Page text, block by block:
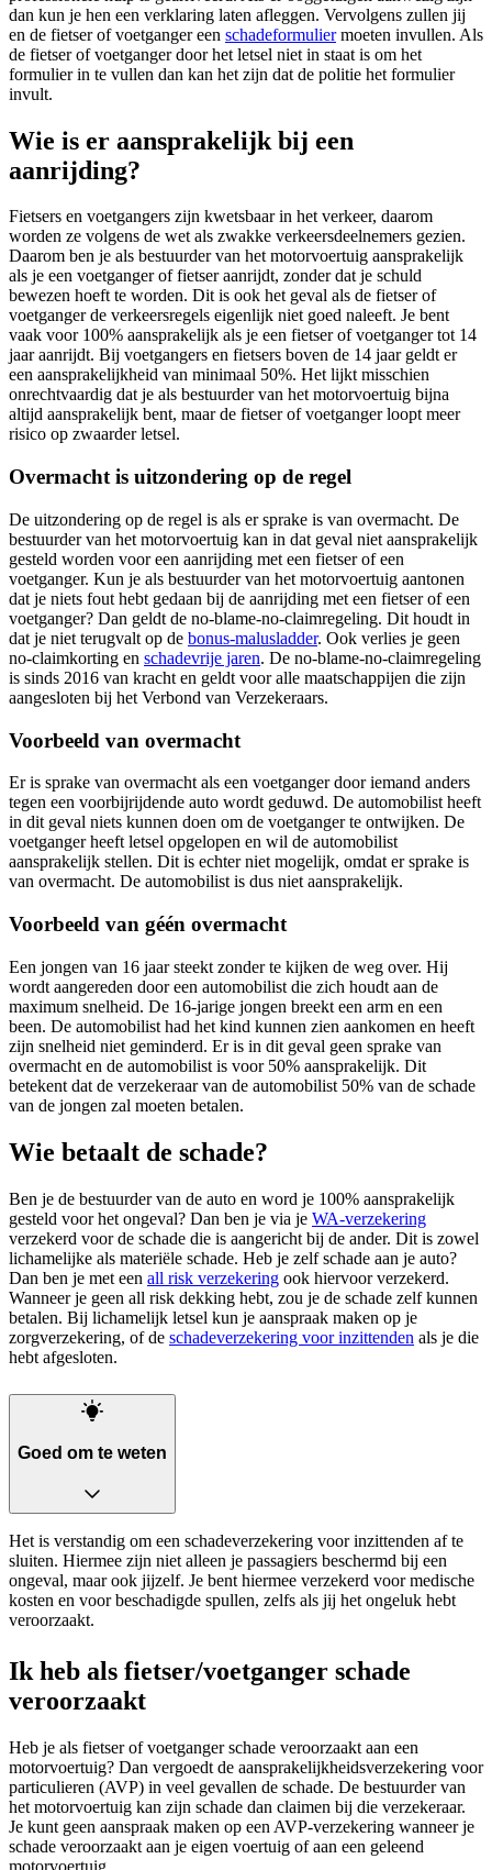
dan kun je hen een verklaring laten afleggen. Vervolgens zullen jij
en de fietser of voetganger een schadeformuliermoeten invullen. Als
de fietser of voetganger door het letsel niet in staat is om het
formulier in te vullen dan kan het zijn dat de politie het formulier
invult.
Wie is er aansprakelijk bij een
aanrijding?
Fietsers en voetgangers zijn kwetsbaar in het verkeer, daarom
worden ze volgens de wet als zwakke verkeersdeelnemers gezien.
Daarom ben je als bestuurder van het motorvoertuig aansprakelijk
als je een voetganger of fietser aanrijdt, zonder dat je schuld
bewezen hoeft te worden. Dit is ook het geval als de fietser of
voetganger de verkeersregels eigenlijk niet goed naleeft. Je bent
vaak voor 100% aansprakelijk als je een fietser of voetganger tot 14
jaar aanrijdt. Bij voetgangers en fietsers boven de 14 jaar geldt er
een aansprakelijkheid van minimaal 50%. Het lijkt misschien
onrechtvaardig dat je als bestuurder van het motorvoertuig bijna
altijd aansprakelijk bent, maar de fietser of voetganger loopt meer
risico op zwaarder letsel.
Overmacht is uitzondering op de regel
De uitzondering op de regel is als er sprake is van overmacht. De
bestuurder van het motorvoertuig kan in dat geval niet aansprakelijk
gesteld worden voor een aanrijding met een fietser of een
voetganger. Kun je als bestuurder van het motorvoertuig aantonen
dat je niets fout hebt gedaan bij de aanrijding met een fietser of een
voetganger? Dan geldt de no-blame-no-claimregeling. Dit houdt in
dat je niet terugvalt op de bonus-malusladder. Ook verlies je geen
no-claimkorting en schadevrije jaren. De no-blame-no-claimregeling
is sinds 2016 van kracht en geldt voor alle maatschappijen die zijn
aangesloten bij het Verbond van Verzekeraars.
Voorbeeld van overmacht
Er is sprake van overmacht als een voetganger door iemand anders
tegen een voorbijrijdende auto wordt geduwd. De automobilist heeft
in dit geval niets kunnen doen om de voetganger te ontwijken. De
voetganger heeft letsel opgelopen en wil de automobilist
aansprakelijk stellen. Dit is echter niet mogelijk, omdat er sprake is
van overmacht. De automobilist is dus niet aansprakelijk.
Voorbeeld van géén overmacht
Een jongen van 16 jaar steekt zonder te kijken de weg over. Hij
wordt aangereden door een automobilist die zich houdt aan de
maximum snelheid. De 16-jarige jongen breekt een arm en een
been. De automobilist had het kind kunnen zien aankomen en heeft
zijn snelheid niet geminderd. Er is in dit geval geen sprake van
overmacht en de automobilist is voor 50% aansprakelijk. Dit
betekent dat de verzekeraar van de automobilist 50% van de schade
van de jongen zal moeten betalen.
Wie betaalt de schade?
Ben je de bestuurder van de auto en word je 100% aansprakelijk
gesteld voor het ongeval? Dan ben je via je WA-verzekering
verzekerd voor de schade die is aangericht bij de ander. Dit is zowel
lichamelijke als materiële schade. Heb je zelf schade aan je auto?
Dan ben je met een all risk verzekering ook hiervoor verzekerd.
Wanneer je geen all risk dekking hebt, zou je de schade zelf kunnen
betalen. Bij lichamelijk letsel kun je aanspraak maken op je
zorgverzekering, of de schadeverzekering voor inzittenden als je die
hebt afgesloten.
Goed om te weten
Het is verstandig om een schadeverzekering voor inzittenden af te
sluiten. Hiermee zijn niet alleen je passagiers beschermd bij een
ongeval, maar ook jijzelf. Je bent hiermee verzekerd voor medische
kosten en voor beschadigde spullen, zelfs als jij het ongeluk hebt
veroorzaakt.
Ik heb als fietser/voetganger schade
veroorzaakt
Heb je als fietser of voetganger schade veroorzaakt aan een
motorvoertuig? Dan vergoedt de aansprakelijkheidsverzekering voor
particulieren (AVP) in veel gevallen de schade. De bestuurder van
het motorvoertuig kan zijn schade dan claimen bij die verzekeraar.
Je kunt geen aanspraak maken op een AVP-verzekering wanneer je
schade veroorzaakt aan je eigen voertuig of aan een geleend
motorvoertuig.